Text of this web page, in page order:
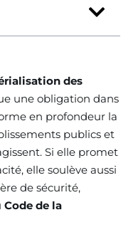
des
une obligation dans
en profondeur la
publics et
Si elle promet
elle soulève aussi
de sécurité,
Code de la